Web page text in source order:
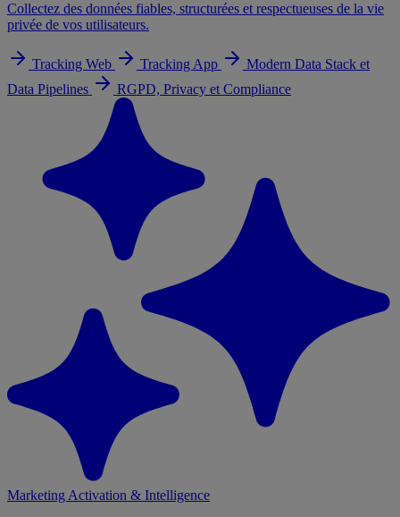
Collectez des données fiables, structurées et respectueuses de la vie
privée de vos utilisateurs.
Tracking Web Tracking App
Modern Data Stack et
Data Pipelines
RGPD, Privacy et Compliance
Marketing Activation & Intelligence